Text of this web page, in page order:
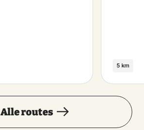
5 km
Alle routes